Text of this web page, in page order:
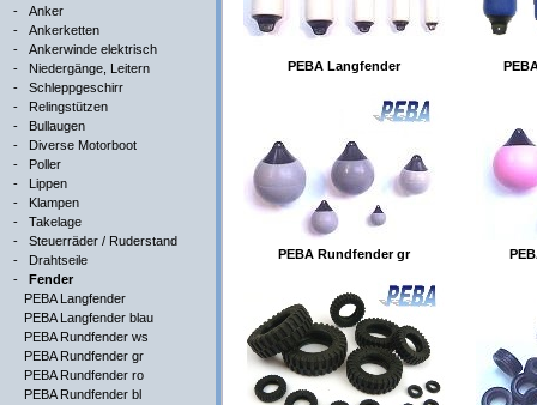
- Anker
- Ankerketten
- Ankerwinde elektrisch
- Niedergänge, Leitern
- Schleppgeschirr
- Relingstützen
- Bullaugen
- Diverse Motorboot
- Poller
- Lippen
- Klampen
- Takelage
- Steuerräder / Ruderstand
- Drahtseile
- Fender
PEBA Langfender
PEBA Langfender blau
PEBA Rundfender ws
PEBA Rundfender gr
PEBA Rundfender ro
PEBA Rundfender bl
PEBA Langfender
PEBA Rundfender gr